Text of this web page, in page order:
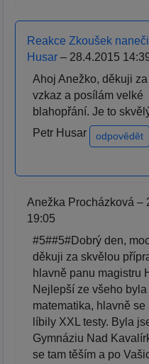
Reakce Zkoušek
Husar – 28.4.2015
Ahoj Anežko, děkuji
vzkaz a posílám velké
blahopřání. Je to
Petr Husar
odpovědět
Anežka Procházková –
19:05
#5##5#Dobrý den,
děkuji za skvělou
hlavně panu magistru
Nejlepší ze všeho byla
matematika, hlavně se
líbily XXL testy. Byla
Gymnáziu Nad
se tam těším a po